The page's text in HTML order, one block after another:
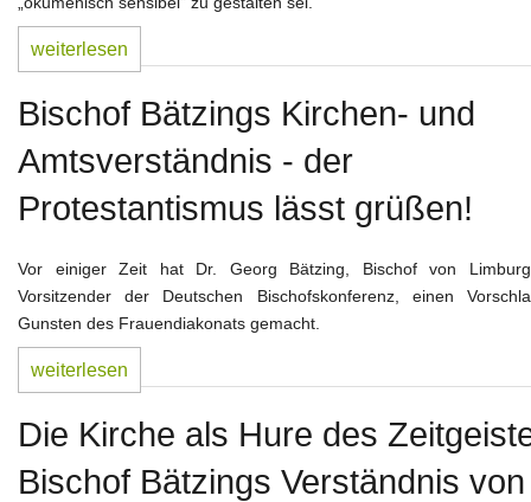
weiterlesen
Bischof Bätzings Kirchen- und
Amtsverständnis - der
Protestantismus lässt grüßen!
Vor einiger Zeit hat Dr. Georg Bätzing, Bischof von
Vorsitzender der Deutschen Bischofskonferenz, einen
Gunsten des Frauendiakonats gemacht.
weiterlesen
Die Kirche als Hure des
Bischof Bätzings Verständnis von